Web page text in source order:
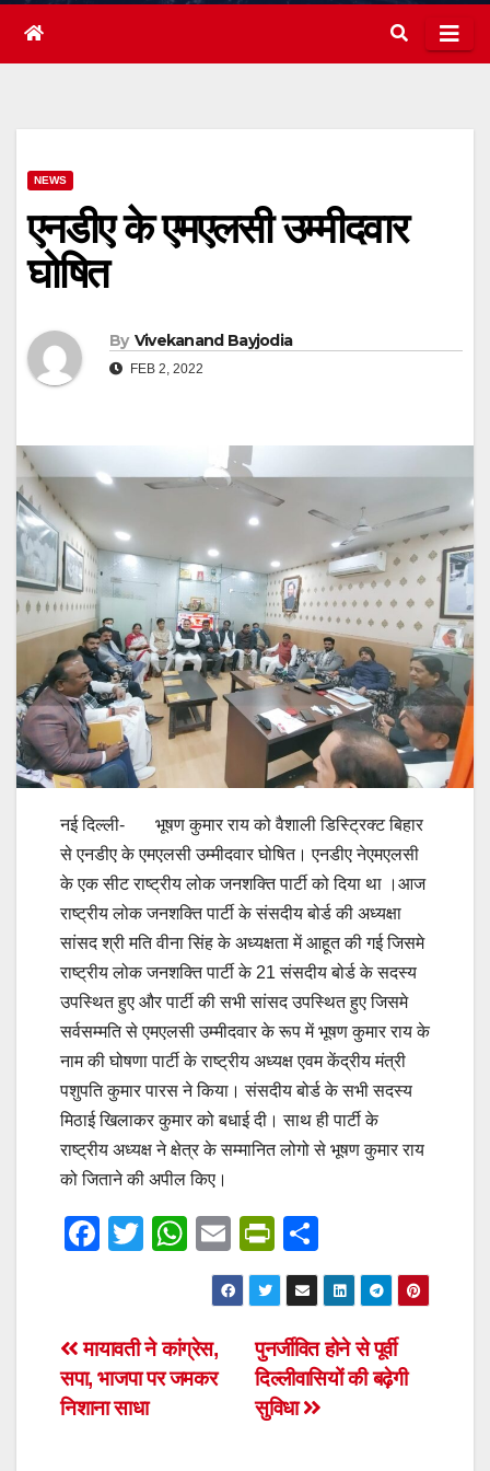
NEWS
एनडीए के एमएलसी उम्मीदवार
घोषित
By Vivekanand Bayjodia
FEB 2, 2022
नई दिल्ली- भूषण कुमार राय को वैशाली डिस्ट्रिक्ट बिहार
से एनडीए के एमएलसी उम्मीदवार घोषित। एनडीए नेएमएलसी
के एक सीट राष्ट्रीय लोक जनशक्ति पार्टी को दिया था ।आज
राष्ट्रीय लोक जनशक्ति पार्टी के संसदीय बोर्ड की अध्यक्षा
सांसद श्री मति वीना सिंह के अध्यक्षता में आहूत की गई जिसमे
राष्ट्रीय लोक जनशक्ति पार्टी के 21 संसदीय बोर्ड के सदस्य
उपस्थित हुए और पार्टी की सभी सांसद उपस्थित हुए जिसमे
सर्वसम्मति से एमएलसी उम्मीदवार के रूप में भूषण कुमार राय के
नाम की घोषणा पार्टी के राष्ट्रीय अध्यक्ष एवम केंद्रीय मंत्री
पशुपति कुमार पारस ने किया। संसदीय बोर्ड के सभी सदस्य
मिठाई खिलाकर कुमार को बधाई दी। साथ ही पार्टी के
राष्ट्रीय अध्यक्ष ने क्षेत्र के सम्मानित लोगो से भूषण कुमार राय
को जिताने की अपील किए।
F
e
b
o
T
er
W
at
s
A
E
m
ail
Pr
in
tF
ri
e
n
h
ar
e
Post
navigation
पुनर्जीवित होने से पूर्वी
दिल्लीवासियों की बढ़ेगी
सुविधा
मायावती ने कांग्रेस,
सपा, भाजपा पर जमकर
निशाना साधा